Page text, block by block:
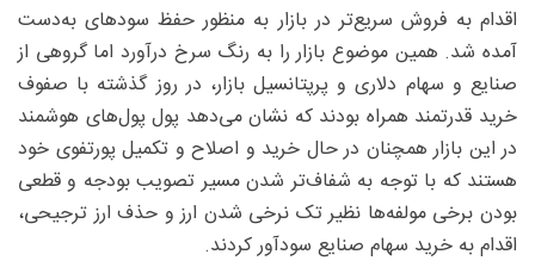
اقدام به فروش سریع‌تر در بازار به منظور حفظ سودهای به‌دست
آمده شد. همین موضوع بازار را به رنگ سرخ درآورد اما گروهی از
صنایع و سهام دلاری و پرپتانسیل بازار، در روز گذشته با صفوف
خرید قدرتمند همراه بودند که نشان می‌دهد پول پول‌های هوشمند
در این بازار همچنان در حال خرید و اصلاح و تکمیل پورتفوی خود
هستند که با توجه به شفاف‌تر شدن مسیر تصویب بودجه و قطعی
بودن برخی مولفه‌ها نظیر تک نرخی شدن ارز و حذف ارز ترجیحی،
اقدام به خرید سهام صنایع سودآور کردند.